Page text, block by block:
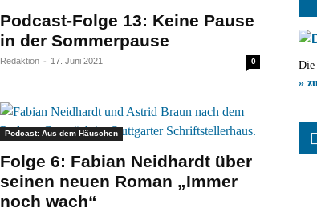
Podcast-Folge 13: Keine Pause
in der Sommerpause
Redaktion - 17. Juni 2021 0
Podcast: Aus dem Häuschen
Folge 6: Fabian Neidhardt über
seinen neuen Roman „Immer
noch wach“
Die
»